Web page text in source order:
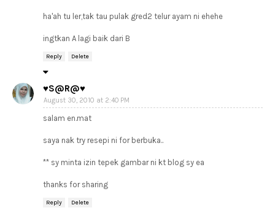
ha'ah tu ler,tak tau pulak gred2 telur ayam ni ehehe
ingtkan A lagi baik dari B
Reply Delete
♥S@R@♥
August 30, 2010 at 2:40 PM
salam en.mat
saya nak try resepi ni for berbuka..
** sy minta izin tepek gambar ni kt blog sy ea
thanks for sharing
Reply Delete